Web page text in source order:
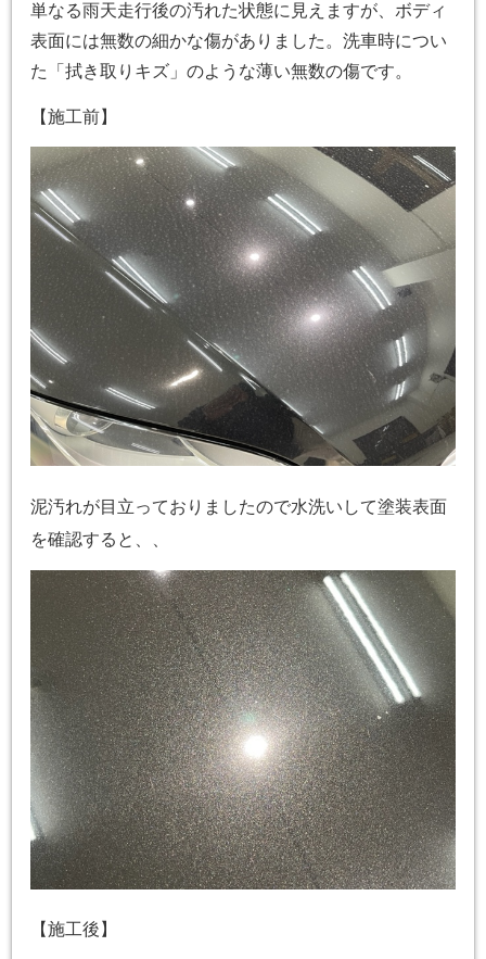
単なる雨天走行後の汚れた状態に見えますが、ボディ
表面には無数の細かな傷がありました。洗車時につい
た「拭き取りキズ」のような薄い無数の傷です。
【施工前】
泥汚れが目立っておりましたので水洗いして塗装表面
を確認すると、、
【施工後】